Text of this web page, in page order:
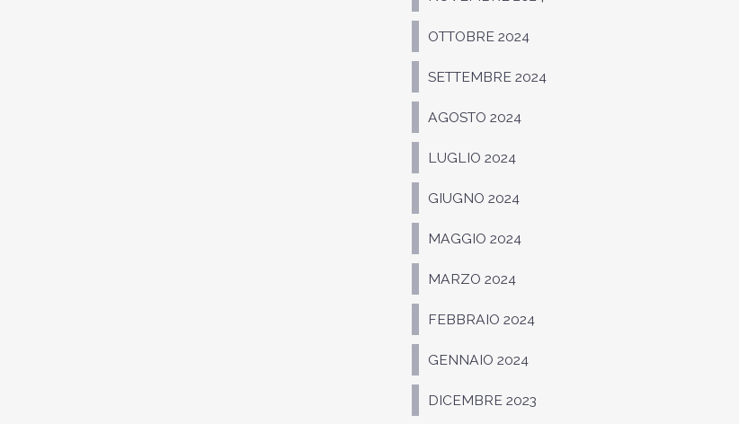
OTTOBRE 2024
SETTEMBRE 2024
AGOSTO 2024
LUGLIO 2024
GIUGNO 2024
MAGGIO 2024
MARZO 2024
FEBBRAIO 2024
GENNAIO 2024
DICEMBRE 2023